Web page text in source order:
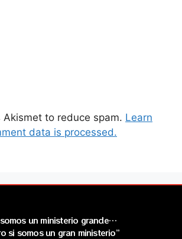
Akismet to reduce spam. Learn
data is processed.
un ministerio grande…
si somos un gran ministerio”